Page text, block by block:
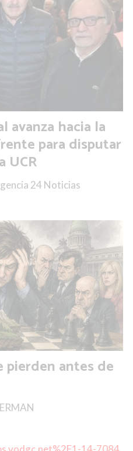
avanza hacia la
para disputar
UCR
24 Noticias
pierden antes de